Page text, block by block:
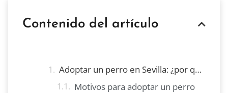
Contenido del artículo
Adoptar un perro en Sevilla: ¿por qué hacerlo?
Motivos para adoptar un perro